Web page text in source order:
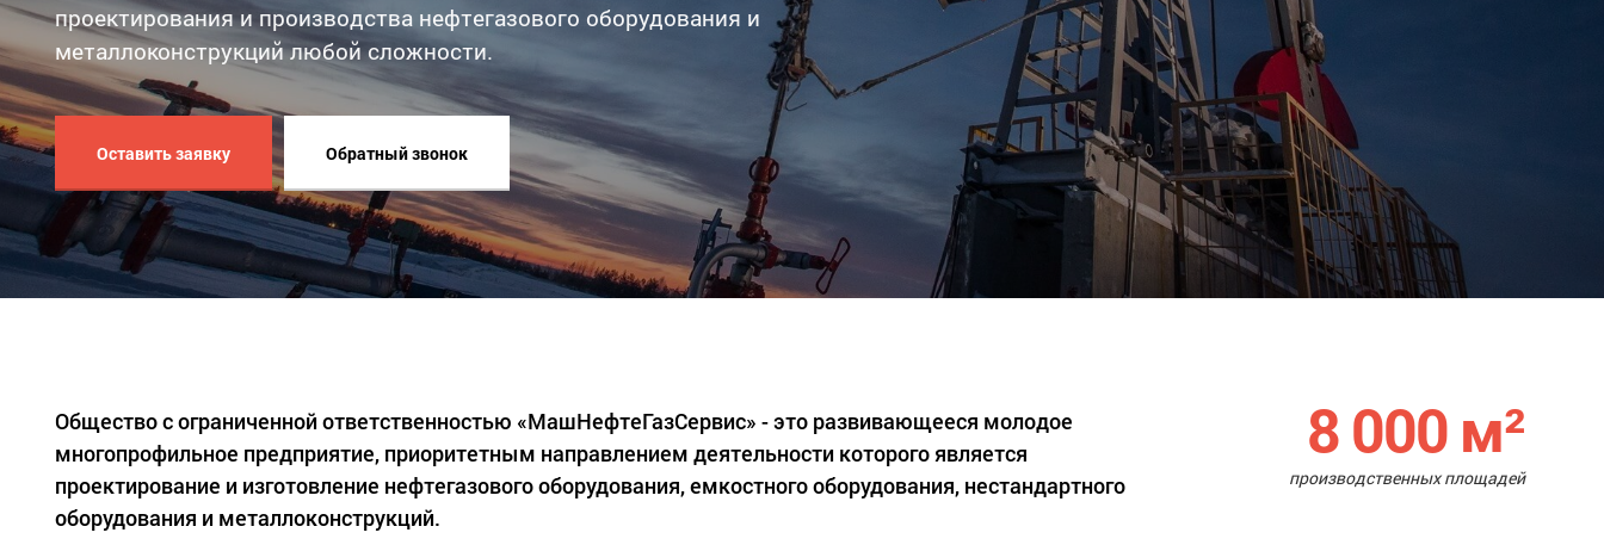
проектирования и производства нефтегазового оборудования и
металлоконструкций любой сложности.
Оставить заявку Обратный звонок
Общество с ограниченной ответственностью «МашНефтеГазСервис» - это развивающееся молодое
многопрофильное предприятие, приоритетным направлением деятельности которого является
проектирование и изготовление нефтегазового оборудования, емкостного оборудования, нестандартного
оборудования и металлоконструкций.
8 000м²
производственных площадей